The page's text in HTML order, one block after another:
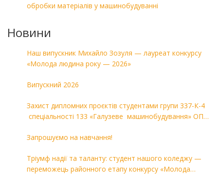
обробки матеріалів у машинобудуванні
Новини
Наш випускник Михайло Зозуля — лауреат конкурсу
«Молода людина року — 2026»
Випускний 2026
Захист дипломних проєктів студентами групи 337-К-4
спеціальності 133 «Галузеве машинобудування» ОПП
Запрошуємо на навчання!
Тріумф надії та таланту: студент нашого коледжу —
переможець районного етапу конкурсу «Молода